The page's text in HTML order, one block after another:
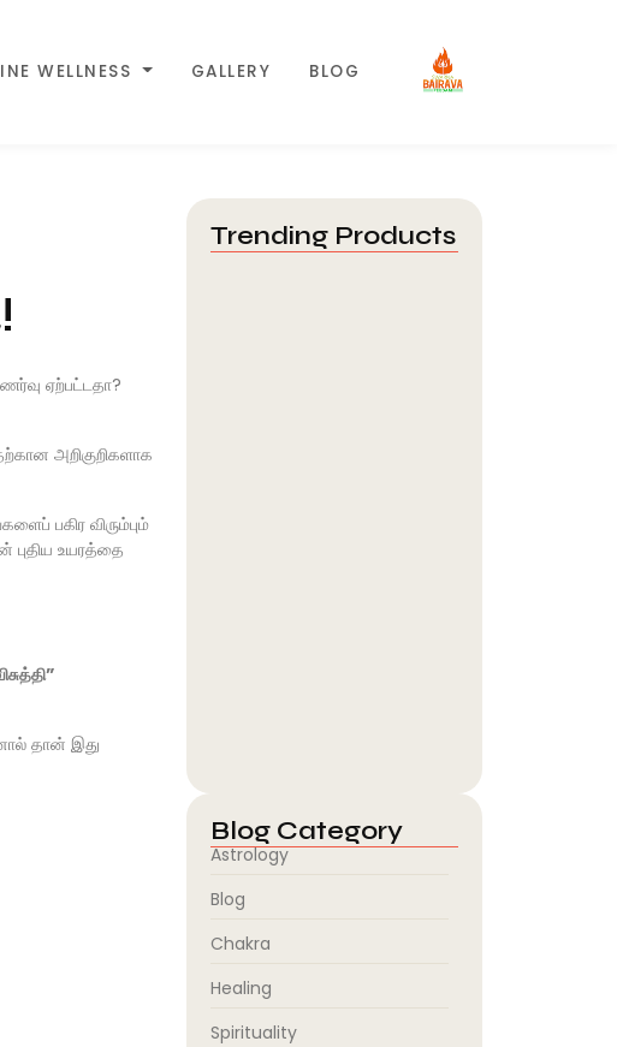
WELLNESS GALLERY BLOG
ஏற்பட்டதா?
அறிகுறிகளாக
பகிர விரும்பும்
புதிய உயரத்தை
தான் இது
Trending Products
Blog Category
Astrology
Blog
Chakra
Healing
Spirituality